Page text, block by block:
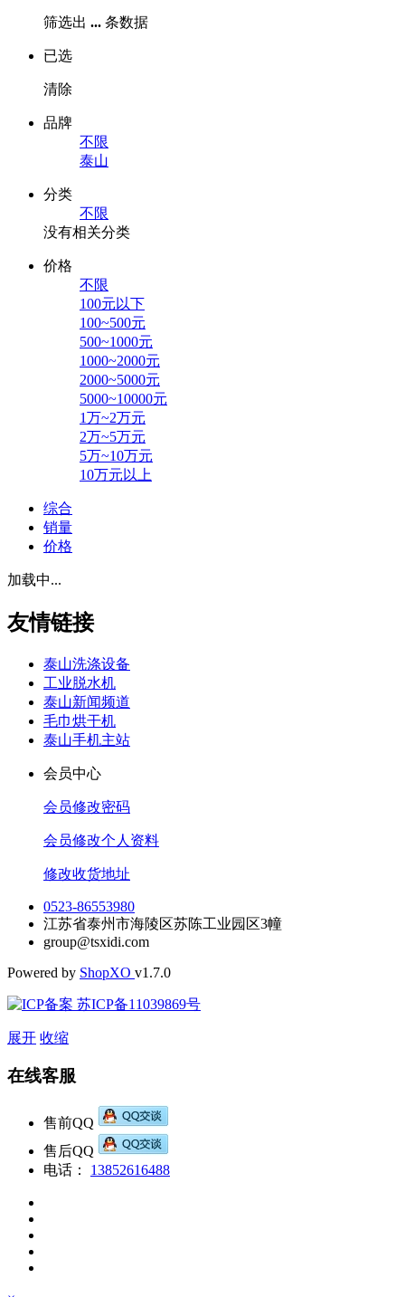
筛选出 ... 条数据
已选
清除
品牌
不限
泰山
分类
不限
没有相关分类
价格
不限
100元以下
100~500元
500~1000元
1000~2000元
2000~5000元
5000~10000元
1万~2万元
2万~5万元
5万~10万元
10万元以上
综合
销量
价格
加载中...
友情链接
泰山洗涤设备
工业脱水机
泰山新闻频道
毛巾烘干机
泰山手机主站
会员中心
会员修改密码
会员修改个人资料
修改收货地址
0523-86553980
江苏省泰州市海陵区苏陈工业园区3幢
group@tsxidi.com
Powered by ShopXO v1.7.0
苏ICP备11039869号
展开 收缩
在线客服
售前QQ
售后QQ
电话：
13852616488